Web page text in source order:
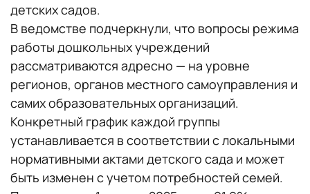
детских садов.
В ведомстве подчеркнули, что вопросы режима
работы дошкольных учреждений
рассматриваются адресно — на уровне
регионов, органов местного самоуправления и
самих образовательных организаций.
Конкретный график каждой группы
устанавливается в соответствии с локальными
нормативными актами детского сада и может
быть изменен с учетом потребностей семей.